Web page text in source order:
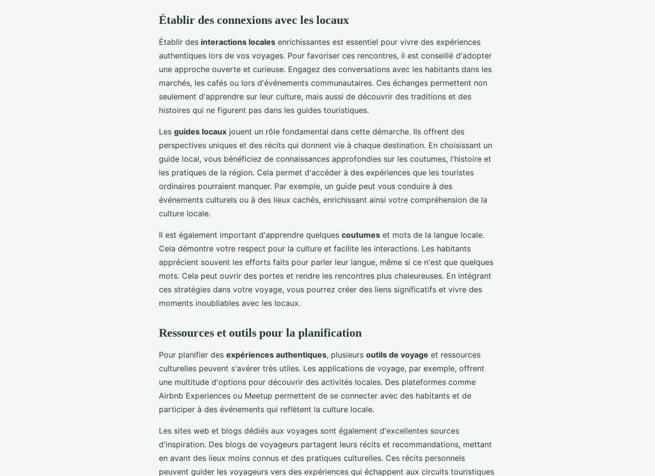
Établir des connexions avec les locaux
Établir des interactions locales enrichissantes est essentiel pour vivre des expériences
authentiques lors de vos voyages. Pour favoriser ces rencontres, il est conseillé d'adopter
une approche ouverte et curieuse. Engagez des conversations avec les habitants dans les
marchés, les cafés ou lors d'événements communautaires. Ces échanges permettent non
seulement d'apprendre sur leur culture, mais aussi de découvrir des traditions et des
histoires qui ne figurent pas dans les guides touristiques.
Les guides locaux jouent un rôle fondamental dans cette démarche. Ils offrent des
perspectives uniques et des récits qui donnent vie à chaque destination. En choisissant un
guide local, vous bénéficiez de connaissances approfondies sur les coutumes, l'histoire et
les pratiques de la région. Cela permet d'accéder à des expériences que les touristes
ordinaires pourraient manquer. Par exemple, un guide peut vous conduire à des
événements culturels ou à des lieux cachés, enrichissant ainsi votre compréhension de la
culture locale.
Il est également important d'apprendre quelques coutumes et mots de la langue locale.
Cela démontre votre respect pour la culture et facilite les interactions. Les habitants
apprécient souvent les efforts faits pour parler leur langue, même si ce n'est que quelques
mots. Cela peut ouvrir des portes et rendre les rencontres plus chaleureuses. En intégrant
ces stratégies dans votre voyage, vous pourrez créer des liens significatifs et vivre des
moments inoubliables avec les locaux.
Ressources et outils pour la planification
Pour planifier des expériences authentiques, plusieurs outils de voyage et ressources
culturelles peuvent s'avérer très utiles. Les applications de voyage, par exemple, offrent
une multitude d'options pour découvrir des activités locales. Des plateformes comme
Airbnb Experiences ou Meetup permettent de se connecter avec des habitants et de
participer à des événements qui reflètent la culture locale.
Les sites web et blogs dédiés aux voyages sont également d'excellentes sources
d'inspiration. Des blogs de voyageurs partagent leurs récits et recommandations, mettant
en avant des lieux moins connus et des pratiques culturelles. Ces récits personnels
peuvent guider les voyageurs vers des expériences qui échappent aux circuits touristiques